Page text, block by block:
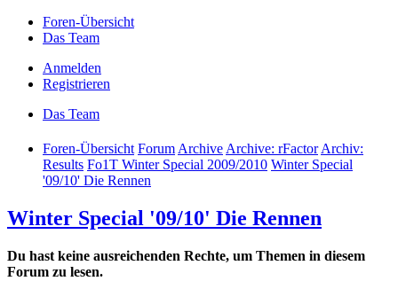
Foren-Übersicht
Das Team
Anmelden
Registrieren
Das Team
Foren-Übersicht ForumArchiveArchive: rFactorArchiv:
Results Fo1T Winter Special 2009/2010 Winter Special
'09/10' Die Rennen
Winter Special '09/10' Die Rennen
Du hast keine ausreichenden Rechte, um Themen in diesem
Forum zu lesen.